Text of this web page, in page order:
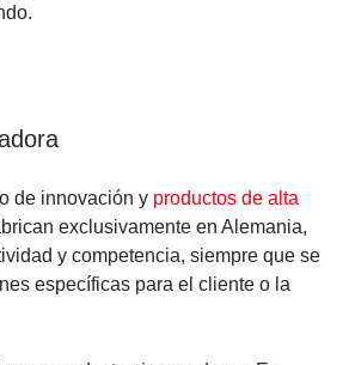
de innovación y productos de alta
exclusivamente en Alemania,
y competencia, siempre que se
específicas para el cliente o la